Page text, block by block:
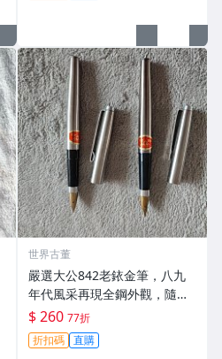
世界古董
嚴選大公842老銥金筆，八九
年代風采再現全鋼外觀，隨機
附送兩種筆夾。全新未使用，
保存極佳。 842老鋼筆 全鋼金
筆 未用過墨水
$ 260 77折
折扣碼 直購